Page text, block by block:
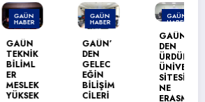
GAÜN
HABER
GAÜN
TEKNİK
BİLİML
MESLEK
YÜKSEK
GAÜN
HABER
GAÜN’
DEN
GELEC
EĞİN
BİLİŞİM
CİLERİ
GAÜN
HABER
GAÜN’
DEN
ÜRDÜN
ÜNİVER
SİTESİ
ERASM